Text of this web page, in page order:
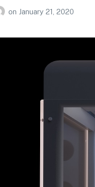
on January 21, 2020